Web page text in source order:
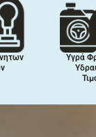
Σπρέϊ